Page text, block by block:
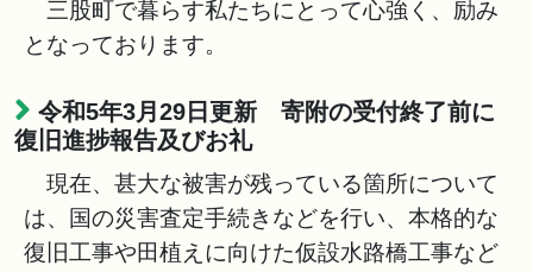
三股町で暮らす私たちにとって心強く、励み
となっております。
令和5年3月29日更新 寄附の受付終了前に
復旧進捗報告及びお礼
現在、甚大な被害が残っている箇所について
は、国の災害査定手続きなどを行い、本格的な
復旧工事や田植えに向けた仮設水路橋工事など